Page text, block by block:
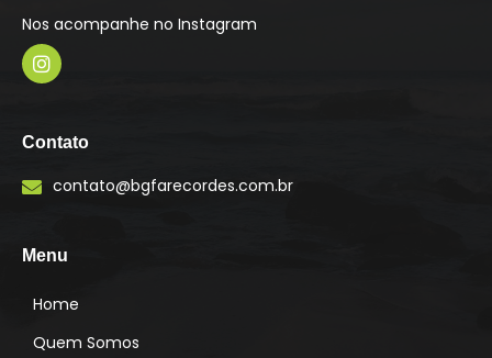
Nos acompanhe no Instagram
s
t
a
g
m
Contato
contato@bgfarecordes.com.br
Menu
Home
Quem Somos